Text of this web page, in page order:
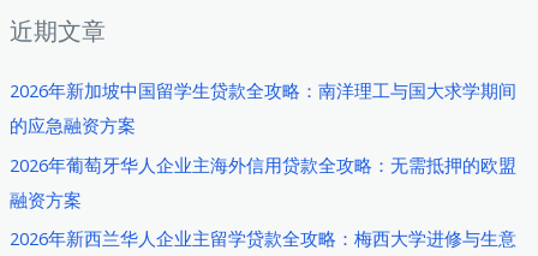
近期文章
2026年新加坡中国留学生贷款全攻略：南洋理工与国大求学期间
的应急融资方案
2026年葡萄牙华人企业主海外信用贷款全攻略：无需抵押的欧盟
融资方案
2026年新西兰华人企业主留学贷款全攻略：梅西大学进修与生意
轻
松
申
请，
您
梦
想！